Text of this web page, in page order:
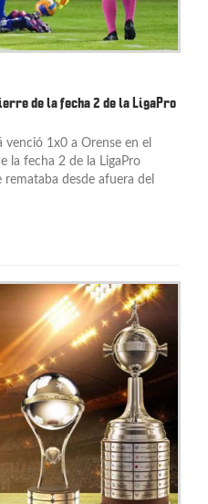
de la fecha 2 de la LigaPro
venció 1x0 a Orense en el
la fecha 2 de la LigaPro
desde afuera del